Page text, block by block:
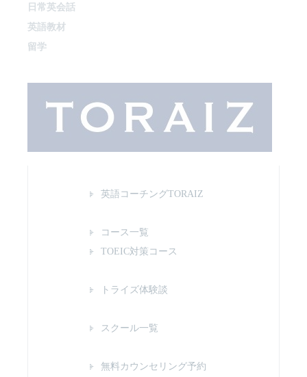
日常英会話
英語教材
留学
英語コーチングTORAIZ
コース一覧
TOEIC対策コース
トライズ体験談
スクール一覧
無料カウンセリング予約